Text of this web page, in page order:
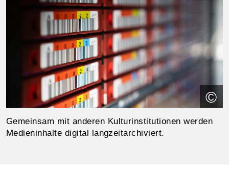
©
Gemeinsam mit anderen Kulturinstitutionen werden
Medieninhalte digital langzeitarchiviert.